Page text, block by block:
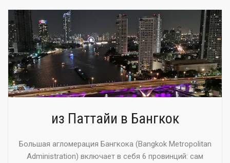
из Паттайи в Бангкок
Большая агломерация Бангкока (Bangkok Metropolitan
Administration) включает в себя 6 провинций: сам